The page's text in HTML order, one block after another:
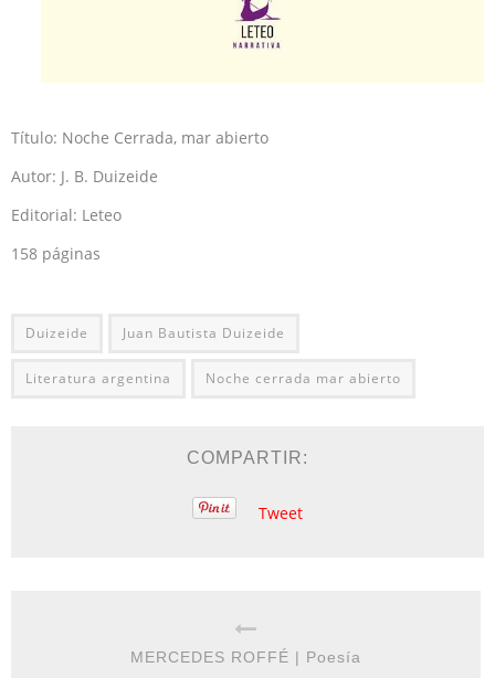
Título: Noche Cerrada, mar abierto
Autor: J. B. Duizeide
Editorial: Leteo
158 páginas
Duizeide Juan Bautista Duizeide
Literatura argentina Noche cerrada mar abierto
COMPARTIR:
Tweet
MERCEDES ROFFÉ | Poesía